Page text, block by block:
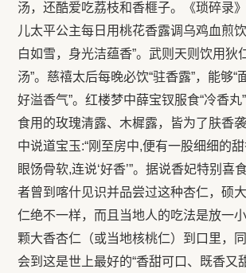
汤，还酷爱吃荔枝和香榧子。《琐碎录
儿太平公主每日用桃花香露调乌鸡血煎
白如雪，身光洁蕴香”。武则天则饮用狄
汤”。慈禧太后每晚必饮“驻香露”，能够“
好溢香气”。红楼梦中薛宝钗服食“冷香丸
食用的玫瑰清露、木樨露，皆为了肤香
中说道宝玉:“刚至房中,便有一股细细的
眼饧骨软,连说‘好香’”。据说香妃特别喜
者曾到喀什见识并品尝过这种杏仁，硕
仁绝不一样，而且当地人的吃法是放一
颗大香杏仁（或当地核桃仁）到口里，
会到这是世上最好的“香甜可口、既香又